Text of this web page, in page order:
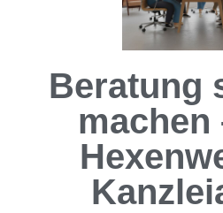
Beratung
machen